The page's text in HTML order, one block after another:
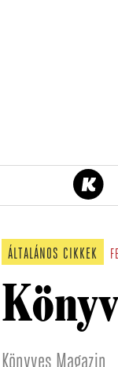
ÁLTALÁNOS CIKKEK